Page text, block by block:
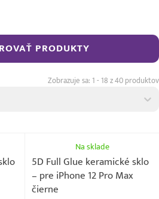
PRODUKTY
1 - 18 z 40 produktov
Na sklade
5D Full Glue keramické sklo
– pre iPhone 12 Pro Max
čierne